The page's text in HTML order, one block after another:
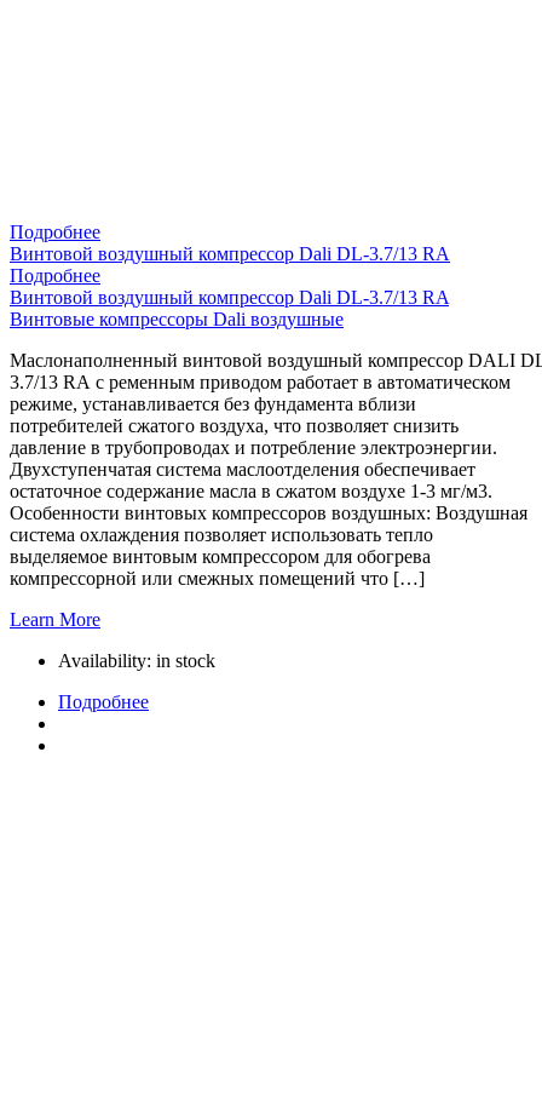
Подробнее
Винтовой воздушный компрессор Dali DL-3.7/13 RA
Подробнее
Винтовой воздушный компрессор Dali DL-3.7/13 RA
Винтовые компрессоры Dali воздушные
Маслонаполненный винтовой воздушный компрессор DALI
3.7/13 RA с ременным приводом работает в автоматическом
режиме, устанавливается без фундамента вблизи
потребителей сжатого воздуха, что позволяет снизить
давление в трубопроводах и потребление электроэнергии.
Двухступенчатая система маслоотделения обеспечивает
остаточное содержание масла в сжатом воздухе 1-3 мг/м3.
Особенности винтовых компрессоров воздушных: Воздушная
система охлаждения позволяет использовать тепло
выделяемое винтовым компрессором для обогрева
компрессорной или смежных помещений что […]
Learn More
Availability: in stock
Подробнее